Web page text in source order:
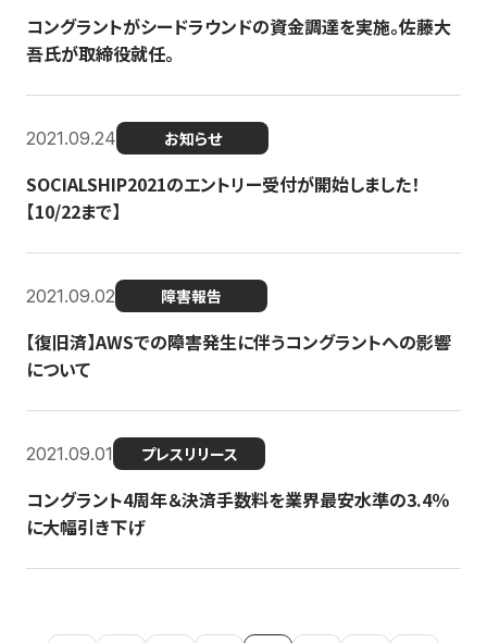
コングラントがシードラウンドの資金調達を実施。佐藤大
吾氏が取締役就任。
2021.09.24 お知らせ
SOCIALSHIP2021のエントリー受付が開始しました！
【10/22まで】
2021.09.02 障害報告
【復旧済】AWSでの障害発生に伴うコングラントへの影響
について
2021.09.01 プレスリリース
コングラント4周年＆決済手数料を業界最安水準の3.4％
に大幅引き下げ